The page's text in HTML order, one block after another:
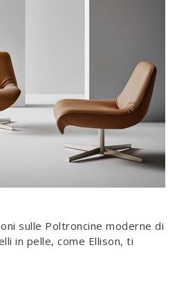
sulle Poltroncine moderne di
in pelle, come Ellison, ti